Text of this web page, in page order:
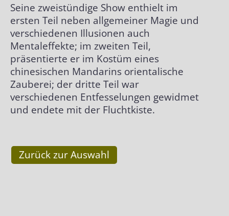
Seine zweistündige Show enthielt im
ersten Teil neben allgemeiner Magie und
verschiedenen Illusionen auch
Mentaleffekte; im zweiten Teil,
präsentierte er im Kostüm eines
chinesischen Mandarins orientalische
Zauberei; der dritte Teil war
verschiedenen Entfesselungen gewidmet
und endete mit der Fluchtkiste.
Zurück zur Auswahl